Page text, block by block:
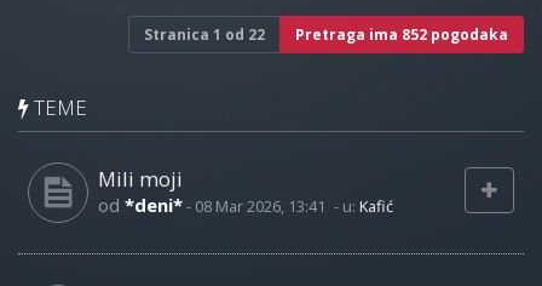
Stranica 1 od 22 Pretraga ima 852 pogodaka
TEME
Mili moji
od *deni*- 08 Mar 2026, 13:41 - u: Kafić